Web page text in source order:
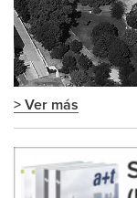
> Ver más